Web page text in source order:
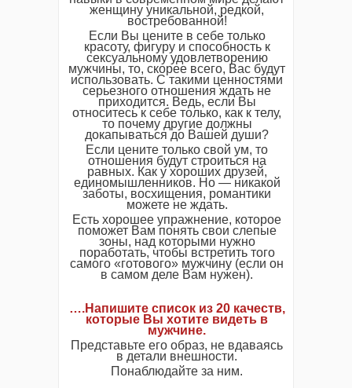
женщину уникальной, редкой,
востребованной!
Если Вы цените в себе только
красоту, фигуру и способность к
сексуальному удовлетворению
мужчины, то, скорее всего, Вас будут
использовать. С такими ценностями
серьезного отношения ждать не
приходится. Ведь, если Вы
относитесь к себе только, как к телу,
то почему другие должны
докапываться до Вашей души?
Если цените только свой ум, то
отношения будут строиться на
равных. Как у хороших друзей,
единомышленников. Но — никакой
заботы, восхищения, романтики
можете не ждать.
Есть хорошее упражнение, которое
поможет Вам понять свои слепые
зоны, над которыми нужно
поработать, чтобы встретить того
самого «готового» мужчину (если он
в самом деле Вам нужен).
….Напишите список из 20 качеств,
которые Вы хотите видеть в
мужчине.
Представьте его образ, не вдаваясь
в детали внешности.
Понаблюдайте за ним.